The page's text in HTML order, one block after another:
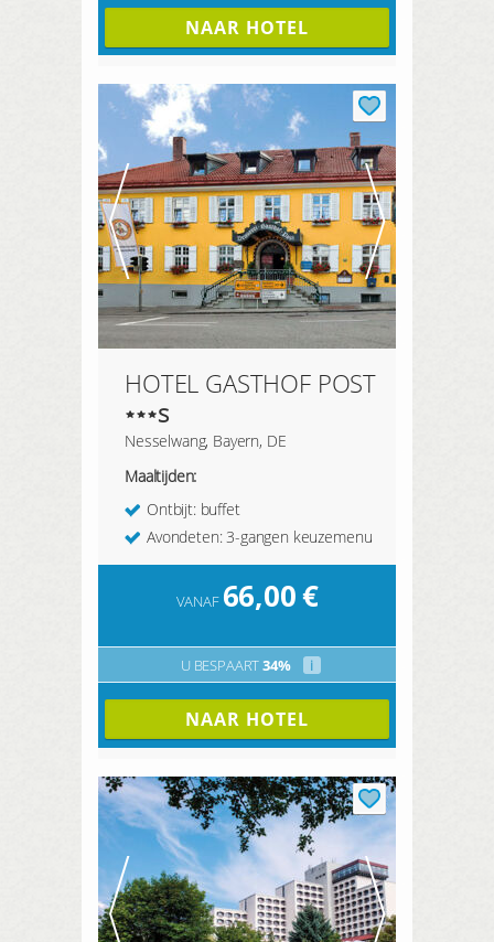
NAAR HOTEL
HOTEL GASTHOF POST
s
Nesselwang, Bayern, DE
Maaltijden:
Ontbijt: buffet
Avondeten: 3-gangen keuzemenu
VANAF 66,00€
U BESPAART34% i
NAAR HOTEL